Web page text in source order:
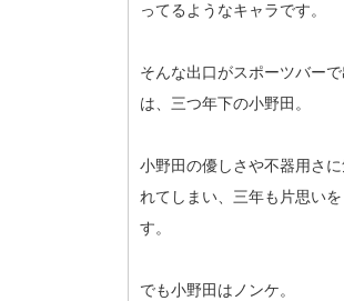
ってるようなキャラです。
そんな出口がスポーツバー
は、三つ年下の小野田。
小野田の優しさや不器用さ
れてしまい、三年も片思い
す。
でも小野田はノンケ。